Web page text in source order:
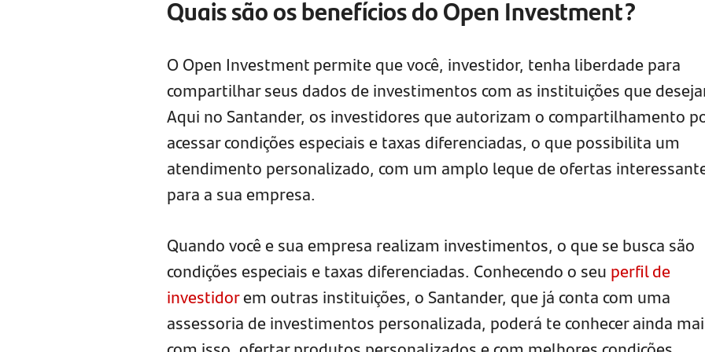
Quais são os benefícios do Open Investment?
O Open Investment permite que você, investidor, tenha liberdade para
compartilhar seus dados de investimentos com as instituições que
Aqui no Santander, os investidores que autorizam o compartilhamento
acessar condições especiais e taxas diferenciadas, o que possibilita um
atendimento personalizado, com um amplo leque de ofertas
para a sua empresa.
Quando você e sua empresa realizam investimentos, o que se busca são
condições especiais e taxas diferenciadas. Conhecendo o seu perfil de
investidorem outras instituições, o Santander, que já conta com uma
assessoria de investimentos personalizada, poderá te conhecer ainda